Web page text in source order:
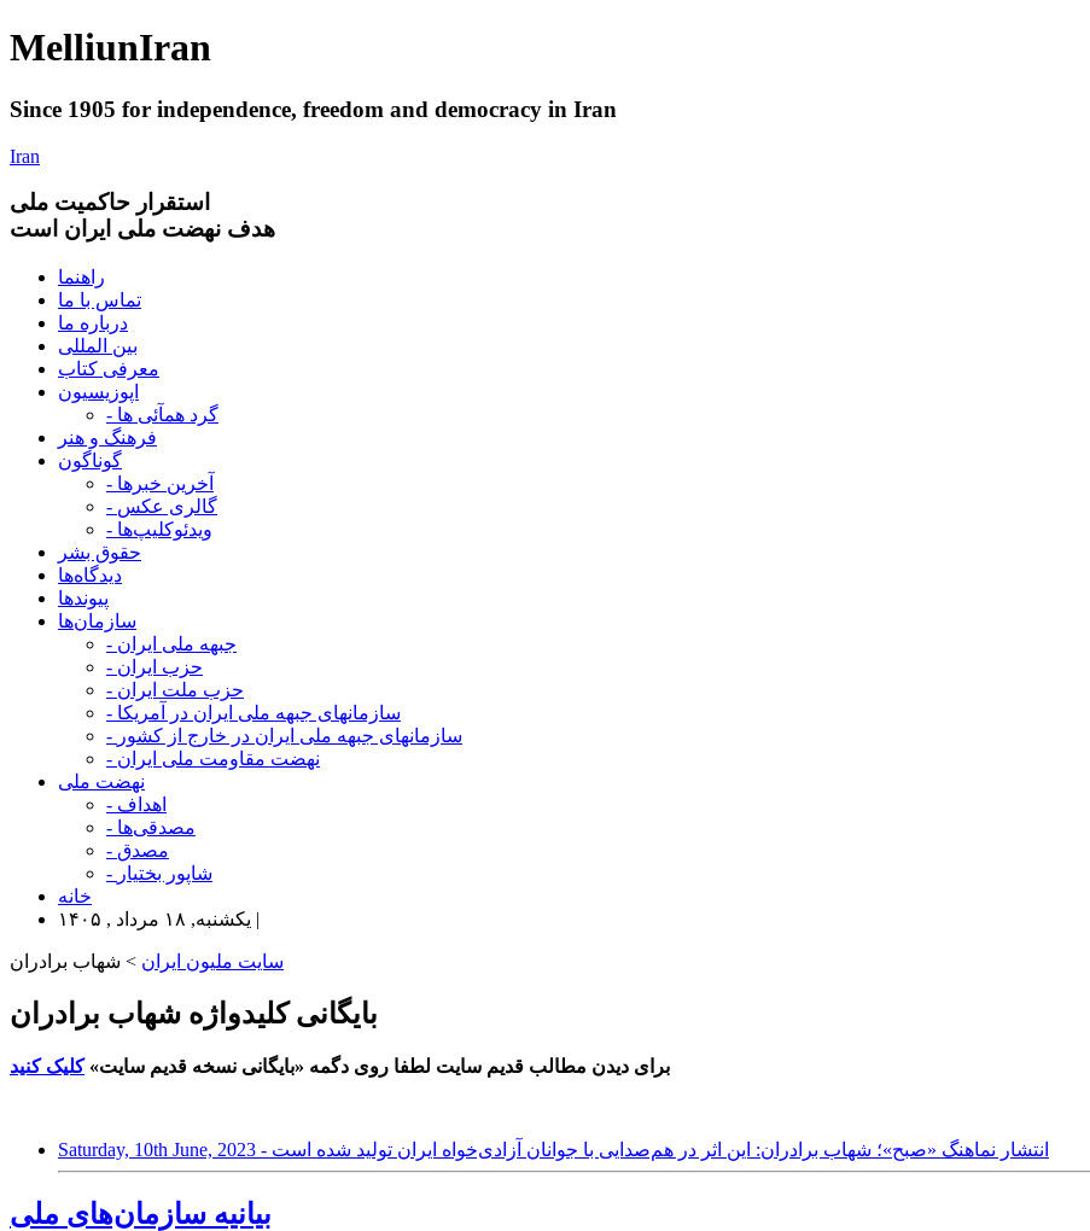
MelliunIran
Since 1905 for independence, freedom and democracy in Iran
Iran
استقرار حاکميت ملی
هدف نهضت ملی ایران است
راهنما
تماس با ما
درباره ما
بین المللی
معرفی کتاب
اپوزیسیون
- گرد همآئی ها
فرهنگ و هنر
گوناگون
- آخرین خبرها
- گالری عکس
- ویدئوکلیپ‌ها
حقوق بشر
دیدگاه‌ها
پیوندها
سازمان‌ها
- جبهه ملی ایران
- حزب ایران
- حزب ملت ایران
- سازمانهای جبهه ملی ایران در آمریکا
- سازمانهای جبهه ملی ایران در خارج از کشور
- نهضت مقاومت ملی ایران
نهضت ملی
- اهداف
- مصدقی‌ها
- مصدق
- شاپور بختیار
خانه
یکشنبه, ۱۸ مرداد , ۱۴۰۵ |
سایت ملیون ایران > شهاب برادران
بایگانی کلیدواژه شهاب برادران
برای دیدن مطالب قدیم سایت لطفا روی دگمه «بایگانی نسخه قدیم سایت»کلیک کنید
Saturday, 10th June, 2023 - انتشار نماهنگ «صبح»؛ شهاب برادران: این اثر در هم‌صدایی با جوانان آزادی‌خواه ایران تولید شده است
بیانیه سازمان‌های ملی